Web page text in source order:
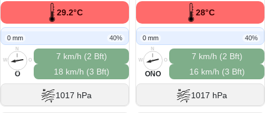
29.2°C
0 mm 40%
N
O
S
W
O
7 km/h (2 Bft)
18 km/h (3 Bft)
1017 hPa
28°C
0 mm 40%
N
O
S
W
ONO
7 km/h (2 Bft)
16 km/h (3 Bft)
1017 hPa